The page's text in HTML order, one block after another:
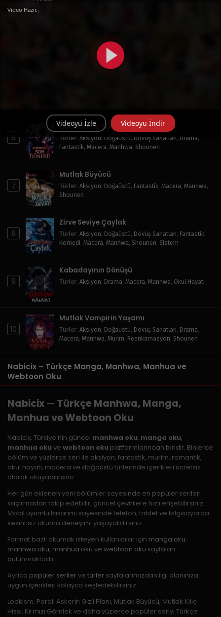
,Doğaüstü
Manhwa Murim
6
Oyuncunun Son Dönüşü
Türler: Aksiyon, Doğaüstü, Dövüş Sanatları, Drama,
Fantastik, Macera, Manhwa, Shounen
7
Mutlak Büyücü
Türler: Aksiyon, Doğaüstü, Fantastik, Macera, Manhwa,
Shounen
8
Zirve Seviye Çaylak
Türler: Aksiyon, Doğaüstü, Dövüş Sanatları, Fantastik,
Komedi, Macera, Manhwa, Shounen, Sistem
9
Kabadayının Dönüşü
Türler: Aksiyon, Drama, Macera, Manhwa, Okul Hayatı
10
Mutlak Vampirin Yaşamı
Türler: Aksiyon, Doğaüstü, Dövüş Sanatları, Drama,
Macera, Manhwa, Murim, Reenkarnasyon, Shounen
Nabicix – Türkçe Manga, Manhwa, Manhua ve
Webtoon Oku
Nabicix — Türkçe Manhwa, Manga,
Manhua ve Webtoon Oku
Nabicix, Türkiye'nin güncel manhwa oku, manga oku,
manhua oku ve webtoon oku platformlarından biridir. Binlerce
bölüm ve yüzlerce seri ile aksiyon, fantastik, murim, romantik,
okul hayatı, macera ve doğaüstü türlerinde içerikleri ücretsiz
olarak okuyabilirsiniz.
Her gün eklenen yeni bölümler sayesinde en popüler serileri
kaçırmadan takip edebilir, güncel çevirilere hızlı erişebilirsiniz.
Mobil uyumlu tasarımı sayesinde telefon, tablet ve bilgisayarda
kesintisiz okuma deneyimi yaşayabilirsiniz.
Format bazlı okumak isteyen kullanıcılar için manga oku,
manhwa oku, manhua oku ve webtoon oku sayfaları
bulunmaktadır.
Ayrıca popüler serilerve türler sayfalarımızdan ilgi alanınıza
uygun içerikleri kolayca keşfedebilirsiniz.
Lookism, Paralı Askerin Gizli Planı, Mutlak Büyücü, Mutlak Kılıç
Hissi, Kırmızı Gömlek ve daha yüzlerce popüler seriyi Türkçe
Video Hazır..
Videoyu İzle Videoyu İndir